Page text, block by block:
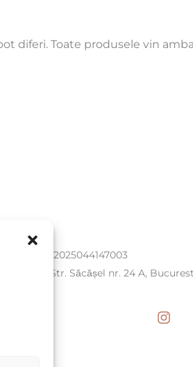
diferi. Toate produsele vin
SRL
52002608, J2025044147003
de lucru: Str. Săcășel nr. 24 A,